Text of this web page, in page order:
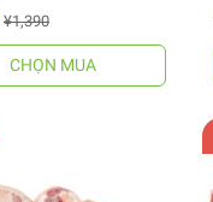
¥1,390
CHỌN MUA